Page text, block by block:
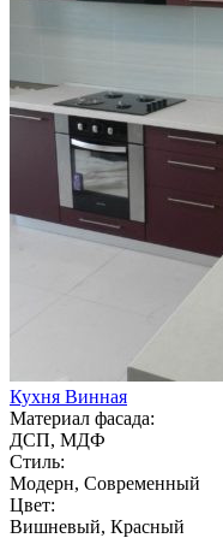
Кухня Винная
Материал фасада:
ДСП, МДФ
Стиль:
Модерн, Современный
Цвет:
Вишневый, Красный